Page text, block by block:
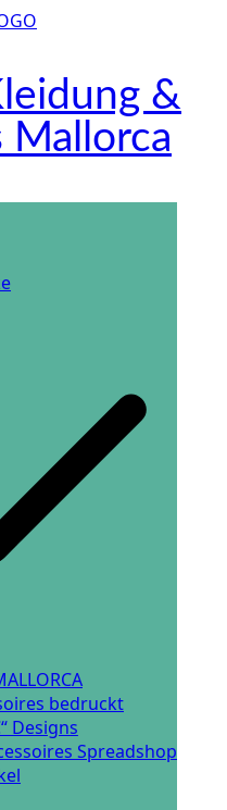
&
Mallorca
bedruckt
Designs
Spreadshop